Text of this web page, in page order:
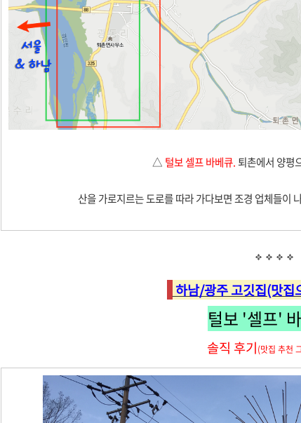
△ 털보 셀프 바베큐. 퇴촌에서 양평
산을 가로지르는 도로를 따라 가다보면 조경 업체들이
하남/광주 고깃집(맛집
털보 '셀프'
솔직 후기(맛집 추천